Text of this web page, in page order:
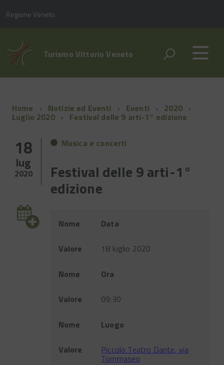
Regione Veneto
Turismo Vittorio Veneto
Home Notizie ed Eventi Eventi 2020
Luglio 2020 Festival delle 9 arti-1° edizione
18
lug
2020
Musica e concerti
Festival delle 9 arti-1°
edizione
Evento
Nome Data
Valore 18 luglio 2020
Nome Ora
Valore 09:30
Nome Luogo
Valore Piccolo Teatro Dante, via
Tommaseo